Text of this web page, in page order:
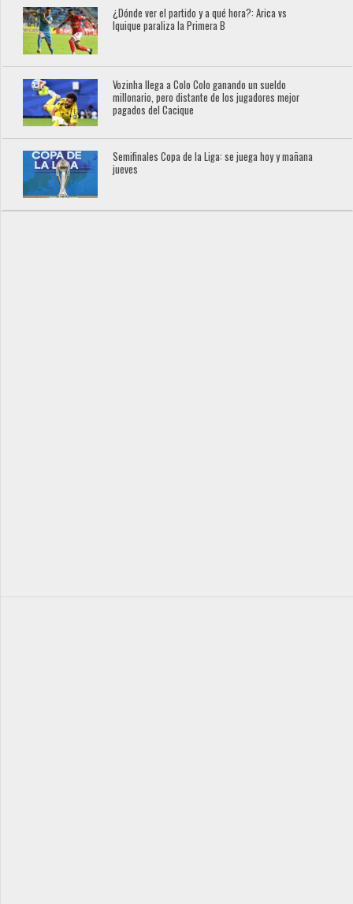
¿Dónde ver el partido y a qué hora?: Arica vs
Iquique paraliza la Primera B
Vozinha llega a Colo Colo ganando un sueldo
millonario, pero distante de los jugadores mejor
pagados del Cacique
Semifinales Copa de la Liga: se juega hoy y mañana
jueves